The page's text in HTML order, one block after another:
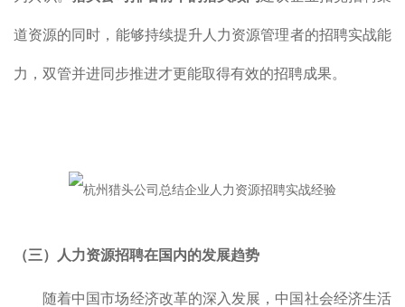
道资源的同时，能够持续提升人力资源管理者的招聘实战能
力，双管并进同步推进才更能取得有效的招聘成果。
（三） 人力资源招聘在国内的发展趋势
随着中国市场经济改革的深入发展，中国社会经济生活